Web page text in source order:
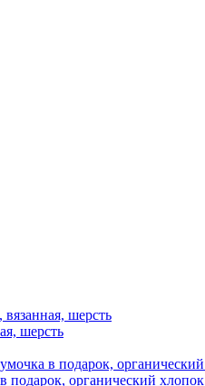
шерсть
подарок, органический хлопок